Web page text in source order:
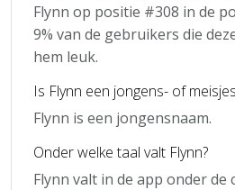
Flynn op positie #308 in de
9% van de gebruikers die
hem leuk.
Is Flynn een jongens- of
Flynn is een jongensnaam.
Onder welke taal valt Flynn?
Flynn valt in de app onder de